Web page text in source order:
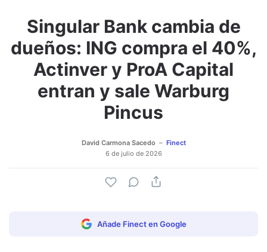
Singular Bank cambia de
dueños: ING compra el 40%,
Actinver y ProA Capital
entran y sale Warburg
Pincus
David Carmona Sacedo
Finect
6 de julio de 2026
Añade Finect en Google